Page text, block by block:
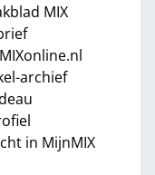
MIX
archief
in MijnMIX